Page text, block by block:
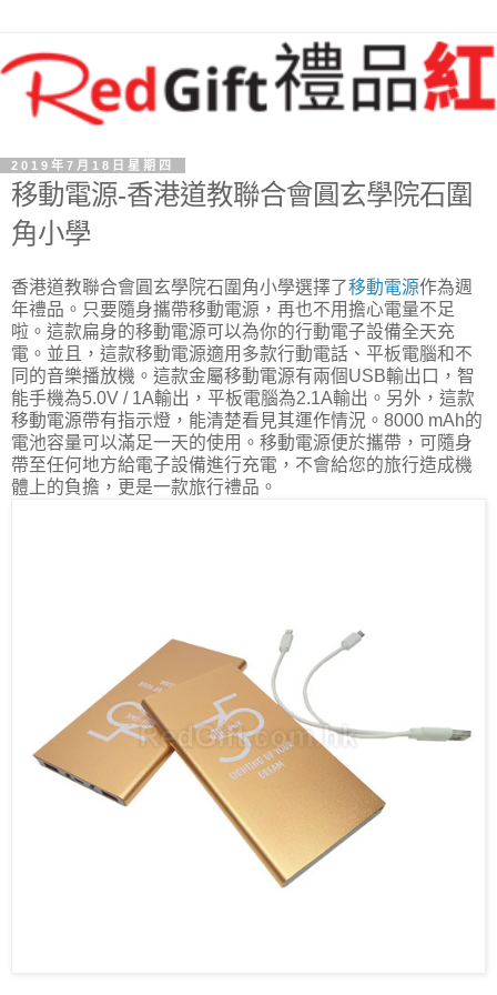
2019年7月18日星期四
移動電源-香港道教聯合會圓玄學院石圍
角小學
香港道教聯合會圓玄學院石圍角小學選擇了移動電源作為週
年禮品。只要隨身攜帶移動電源，再也不用擔心電量不足
啦。這款扁身的移動電源可以為你的行動電子設備全天充
電。並且，這款移動電源適用多款行動電話、平板電腦和不
同的音樂播放機。這款金屬移動電源有兩個USB輸出口，智
能手機為5.0V / 1A輸出，平板電腦為2.1A輸出。另外，這款
移動電源帶有指示燈，能清楚看見其運作情況。8000 mAh的
電池容量可以滿足一天的使用。移動電源便於攜帶，可隨身
帶至任何地方給電子設備進行充電，不會給您的旅行造成機
體上的負擔，更是一款旅行禮品。